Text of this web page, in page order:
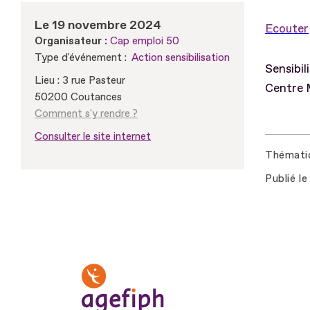
Le 19 novembre 2024
Organisateur : Cap emploi 50
Type d'événement : Action sensibilisation
Lieu : 3 rue Pasteur
50200 Coutances
Comment s'y rendre ?
Consulter le site internet
Ecouter
Centre
Publié le